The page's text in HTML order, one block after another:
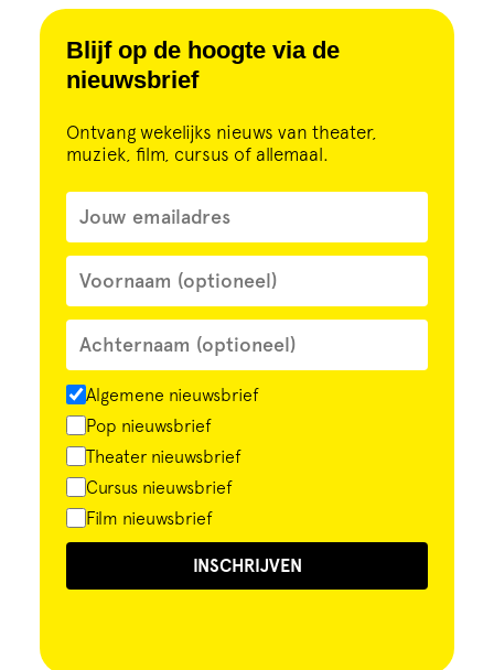
Blijf op de hoogte via de
nieuwsbrief
Ontvang wekelijks nieuws van theater,
muziek, film, cursus of allemaal.
Algemene nieuwsbrief
Pop nieuwsbrief
Theater nieuwsbrief
Cursus nieuwsbrief
Film nieuwsbrief
INSCHRIJVEN